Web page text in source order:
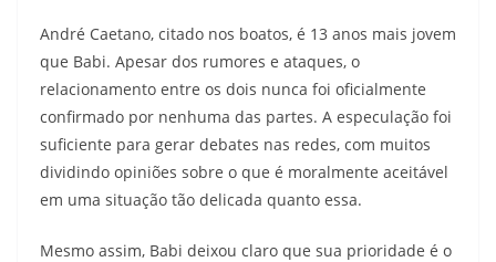
André Caetano, citado nos boatos, é 13 anos mais jovem
que Babi. Apesar dos rumores e ataques, o
relacionamento entre os dois nunca foi oficialmente
confirmado por nenhuma das partes. A especulação foi
suficiente para gerar debates nas redes, com muitos
dividindo opiniões sobre o que é moralmente aceitável
em uma situação tão delicada quanto essa.
Mesmo assim, Babi deixou claro que sua prioridade é o